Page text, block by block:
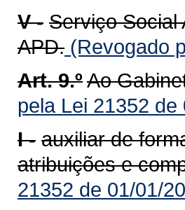
V - Serviço Social
APD. (Revogado
Art. 9.ºAo
pela Lei 21352 de
I - auxiliar de
atribuições e
21352 de 01/01/